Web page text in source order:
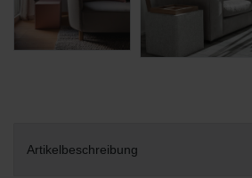
Artikelbeschreibung